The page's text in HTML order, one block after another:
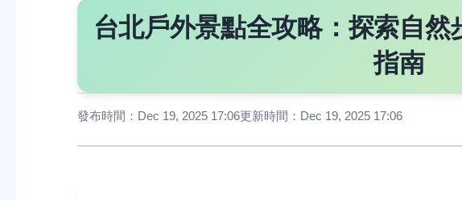
台北戶外景點全攻略：探索自
指南
發布時間：Dec 19, 2025 17:06更新時間：Dec 19, 2025 17:06